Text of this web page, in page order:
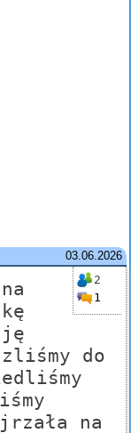
03.06.2026
2
1
do
na